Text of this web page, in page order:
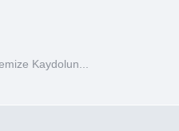
Kaydolun...